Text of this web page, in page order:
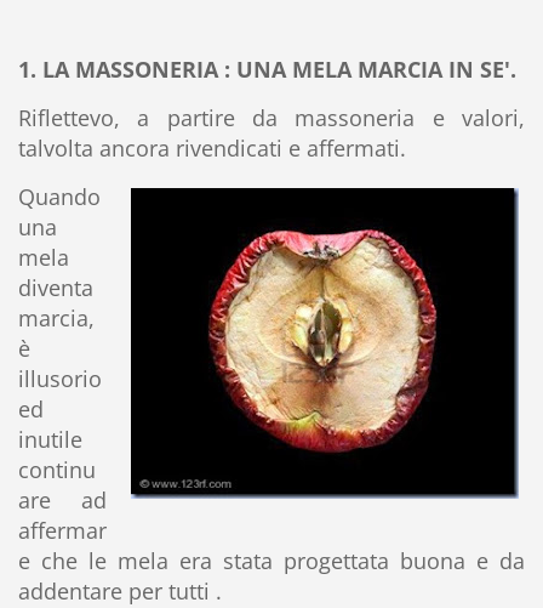
1. LA MASSONERIA : UNA MELA MARCIA IN SE'.
Riflettevo, a partire da massoneria e valori,
talvolta ancora rivendicati e affermati.
Quando
una
mela
diventa
marcia,
è
illusorio
ed
inutile
continu
are ad
affermar
e che le mela era stata progettata buona e da
addentare per tutti .